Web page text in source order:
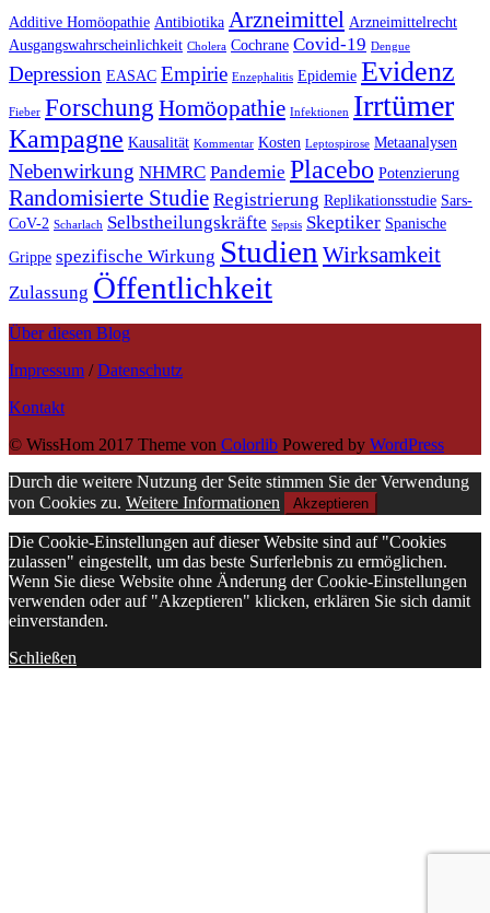
Additive Homöopathie Antibiotika Arzneimittel Arzneimittelrecht
Ausgangswahrscheinlichkeit Cholera Cochrane Covid-19 Dengue
Depression EASAC Empirie Enzephalitis Epidemie Evidenz
Fieber Forschung Homöopathie Infektionen Irrtümer
Kampagne Kausalität Kommentar Kosten Leptospirose Metaanalysen
Nebenwirkung NHMRC Pandemie Placebo Potenzierung
Randomisierte Studie Registrierung Replikationsstudie Sars-
CoV-2 Scharlach Selbstheilungskräfte Sepsis Skeptiker Spanische
Grippe spezifische Wirkung Studien Wirksamkeit
Zulassung Öffentlichkeit
Über diesen Blog
Impressum /Datenschutz
Kontakt
© WissHom 2017 Theme von Colorlib Powered by WordPress
Durch die weitere Nutzung der Seite stimmen Sie der Verwendung
von Cookies zu. Weitere Informationen Akzeptieren
Die Cookie-Einstellungen auf dieser Website sind auf "Cookies
zulassen" eingestellt, um das beste Surferlebnis zu ermöglichen.
Wenn Sie diese Website ohne Änderung der Cookie-Einstellungen
verwenden oder auf "Akzeptieren" klicken, erklären Sie sich damit
einverstanden.
Schließen